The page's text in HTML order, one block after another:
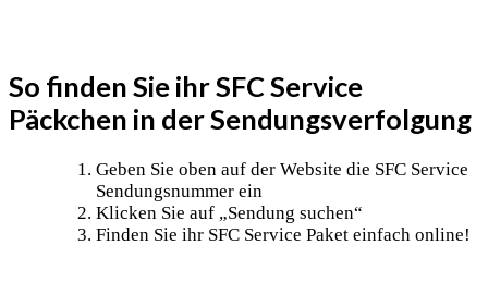
So finden Sie ihr SFC Service
Päckchen in der Sendungsverfolgung
Geben Sie oben auf der Website die SFC Service
Sendungsnummer ein
Klicken Sie auf „Sendung suchen“
Finden Sie ihr SFC Service Paket einfach online!